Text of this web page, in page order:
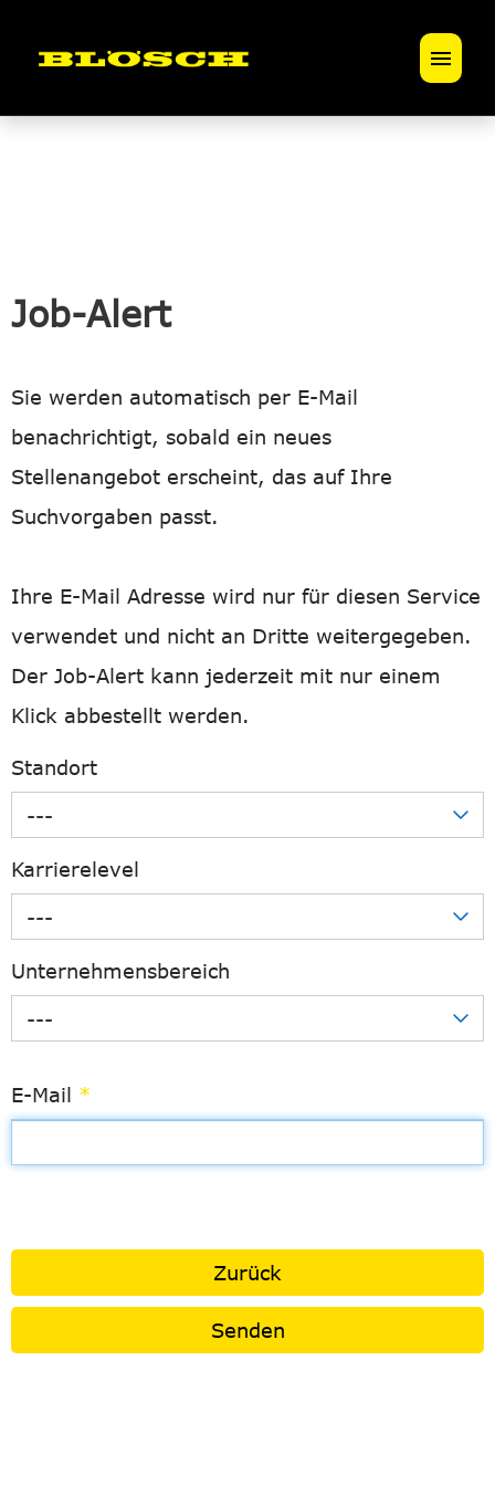
BlöschSPIRIT
Job-Alert
Sie werden automatisch per E-Mail
benachrichtigt, sobald ein neues
Stellenangebot erscheint, das auf Ihre
Suchvorgaben passt.
Ihre E-Mail Adresse wird nur für diesen Service
verwendet und nicht an Dritte weitergegeben.
Der Job-Alert kann jederzeit mit nur einem
Klick abbestellt werden.
Standort
---
Karrierelevel
---
Unternehmensbereich
---
E-Mail *
Zurück
Senden